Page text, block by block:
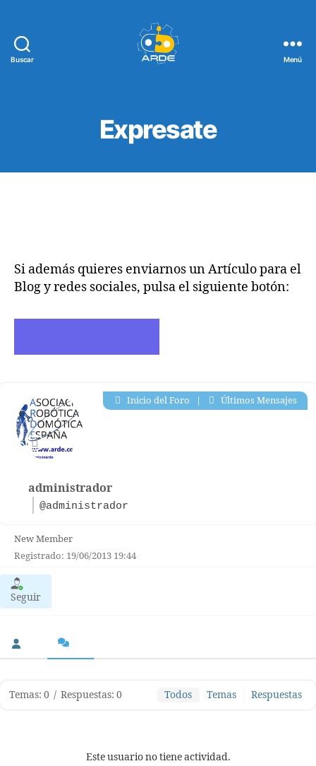
Buscar Menú
Expresate
Si además quieres enviarnos un Artículo para el
Blog y redes sociales, pulsa el siguiente botón:
administrador
@administrador
Inicio del Foro Últimos Mensajes
New Member
Registrado: 19/06/2013 19:44
Seguir
Temas: 0 / Respuestas: 0 Todos Temas Respuestas
Este usuario no tiene actividad.